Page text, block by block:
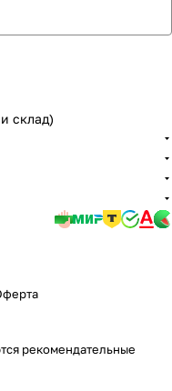
склад)
рекомендательные